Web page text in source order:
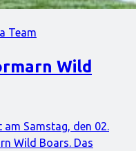
Team
Wild
am Samstag, den 02.
Wild Boars. Das